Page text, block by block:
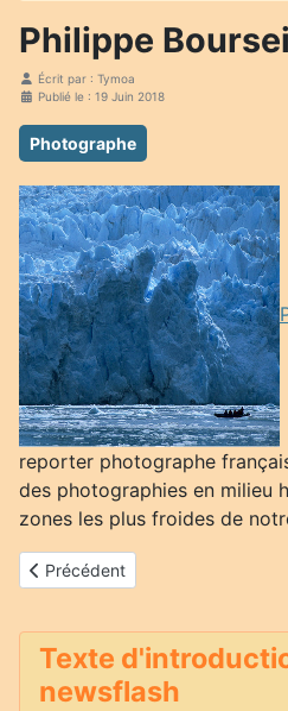
Philippe
Écrit par : Tymoa
Publié le : 19 Juin 2018
Photographe
reporter photographe
des photographies en milieu
zones les plus froides de
Article précédent : Laetitia Vançon
Précédent
Texte
newsflash